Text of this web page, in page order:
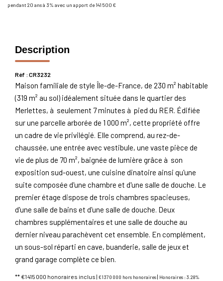
pendant 20 ans à 3% avec un apport de 141 500 €
Description
Réf : CR3232
Maison familiale de style Île-de-France, de 230 m² habitable
(319 m² au sol) idéalement située dans le quartier des
Merlettes, à seulement 7 minutes à pied du RER. Édifiée
sur une parcelle arborée de 1 000 m², cette propriété offre
un cadre de vie privilégié. Elle comprend, au rez-de-
chaussée, une entrée avec vestibule, une vaste pièce de
vie de plus de 70 m², baignée de lumière grâce à son
exposition sud-ouest, une cuisine dinatoire ainsi qu'une
suite composée d'une chambre et d'une salle de douche. Le
premier étage dispose de trois chambres spacieuses,
d'une salle de bains et d'une salle de douche. Deux
chambres supplémentaires et une salle de douche au
dernier niveau parachèvent cet ensemble. En complément,
un sous-sol réparti en cave, buanderie, salle de jeux et
grand garage complète ce bien.
** €1 415 000 honoraires inclus | €1 370 000 hors honoraires| Honoraires : 3.28%